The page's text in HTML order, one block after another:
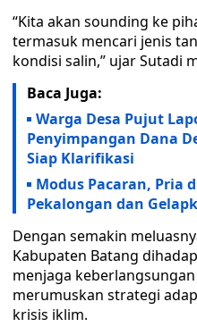
“Kita akan sounding ke
termasuk mencari jenis
kondisi salin,” ujar Sutadi
Baca Juga:
Warga Desa Pujut
Penyimpangan Dana
Siap Klarifikasi
Modus Pacaran, Pria
Pekalongan dan
Dengan semakin
Kabupaten Batang
menjaga
merumuskan strategi
krisis iklim.